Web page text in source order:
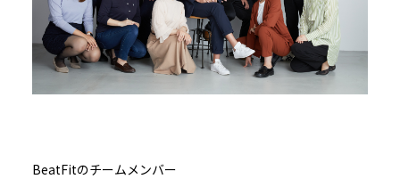
BeatFitのチームメンバー